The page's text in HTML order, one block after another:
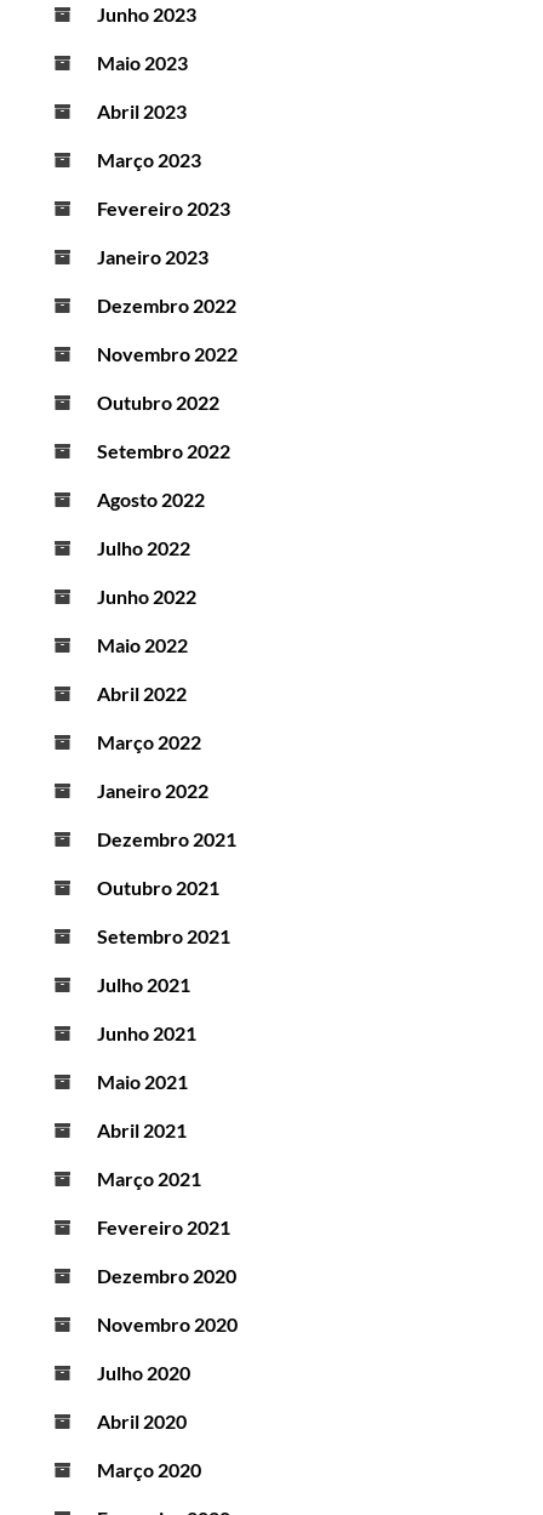
Junho 2023
Maio 2023
Abril 2023
Março 2023
Fevereiro 2023
Janeiro 2023
Dezembro 2022
Novembro 2022
Outubro 2022
Setembro 2022
Agosto 2022
Julho 2022
Junho 2022
Maio 2022
Abril 2022
Março 2022
Janeiro 2022
Dezembro 2021
Outubro 2021
Setembro 2021
Julho 2021
Junho 2021
Maio 2021
Abril 2021
Março 2021
Fevereiro 2021
Dezembro 2020
Novembro 2020
Julho 2020
Abril 2020
Março 2020